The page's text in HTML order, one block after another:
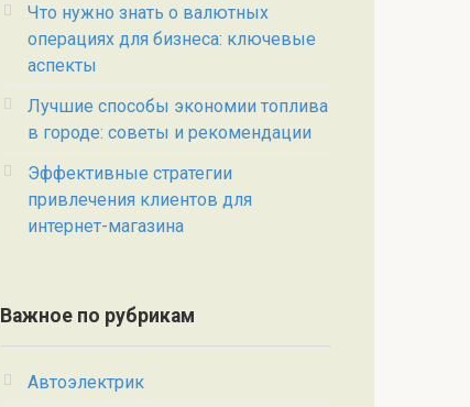
Что нужно знать о валютных
операциях для бизнеса: ключевые
аспекты
Лучшие способы экономии топлива
в городе: советы и рекомендации
Эффективные стратегии
привлечения клиентов для
интернет-магазина
Важное по рубрикам
Автоэлектрик